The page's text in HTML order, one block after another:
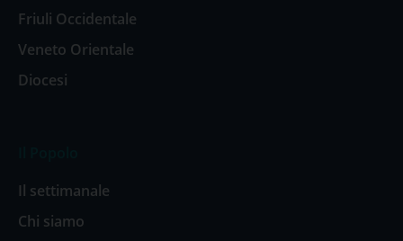
Friuli Occidentale
Veneto Orientale
Diocesi
Il settimanale
Chi siamo